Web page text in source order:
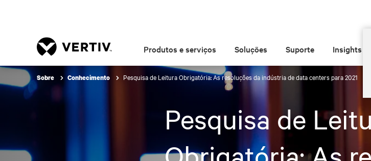
Produtos e serviços Soluções Suporte Insights
Sobre Conhecimento Pesquisa de Leitura Obrigatória: As resoluções da indústria de data centers para 2021
Pesquisa de